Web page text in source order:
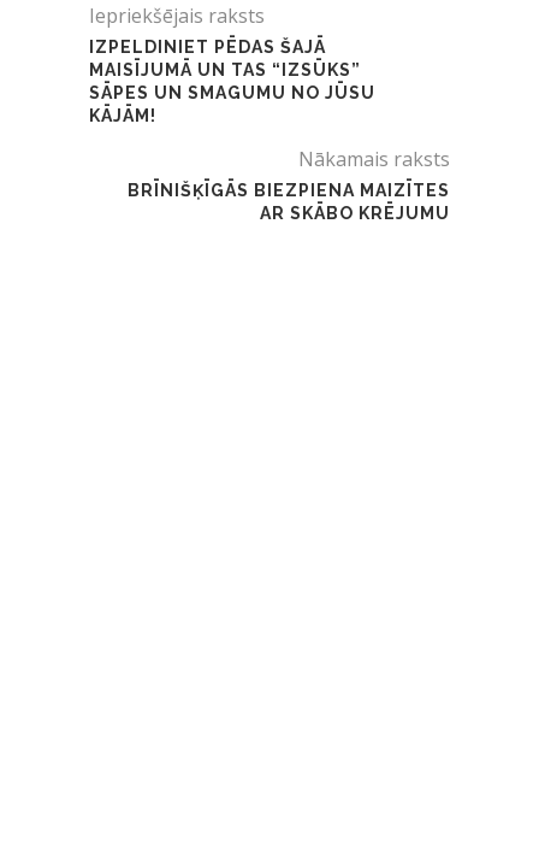
Iepriekšējais raksts
IZPELDINIET PĒDAS ŠAJĀ
MAISĪJUMĀ UN TAS “IZSŪKS”
SĀPES UN SMAGUMU NO JŪSU
KĀJĀM!
Nākamais raksts
BRĪNIŠĶĪGĀS BIEZPIENA MAIZĪTES
AR SKĀBO KRĒJUMU